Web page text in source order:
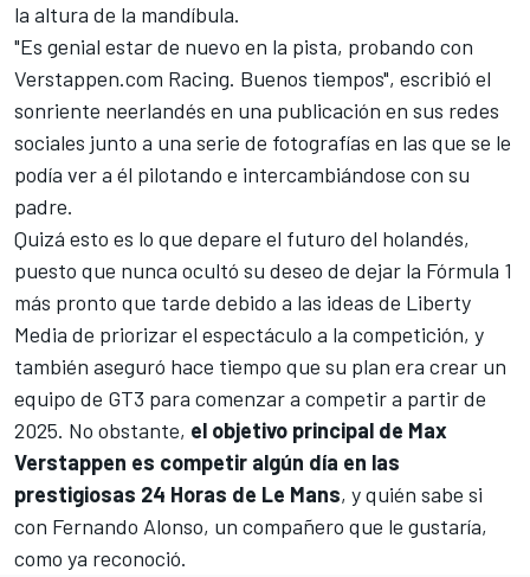
la altura de la mandíbula.
"Es genial estar de nuevo en la pista, probando con
Verstappen.com Racing. Buenos tiempos", escribió el
sonriente neerlandés en una publicación en sus redes
sociales junto a una serie de fotografías en las que se le
podía ver a él pilotando e intercambiándose con su
padre.
Quizá esto es lo que depare el futuro del holandés,
puesto que nunca ocultó su deseo de dejar la Fórmula 1
más pronto que tarde debido a las ideas de Liberty
Media de priorizar el espectáculo a la competición, y
también aseguró hace tiempo que su plan era crear un
equipo de GT3 para comenzar a competir a partir de
2025. No obstante, el objetivo principal de Max
Verstappen es competir algún día en las
prestigiosas 24 Horas de Le Mans, y quién sabe si
con Fernando Alonso, un compañero que le gustaría,
como ya reconoció.